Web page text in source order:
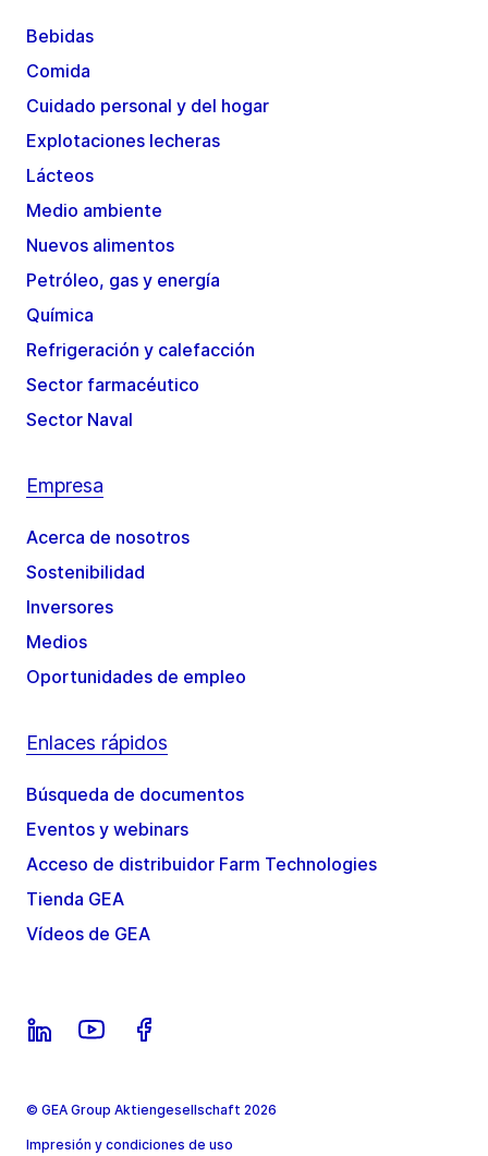
Bebidas
Comida
Cuidado personal y del hogar
Explotaciones lecheras
Lácteos
Medio ambiente
Nuevos alimentos
Petróleo, gas y energía
Química
Refrigeración y calefacción
Sector farmacéutico
Sector Naval
Empresa
Acerca de nosotros
Sostenibilidad
Inversores
Medios
Oportunidades de empleo
Enlaces rápidos
Búsqueda de documentos
Eventos y webinars
Acceso de distribuidor Farm Technologies
Tienda GEA
Vídeos de GEA
© GEA Group Aktiengesellschaft 2026
Impresión y condiciones de uso